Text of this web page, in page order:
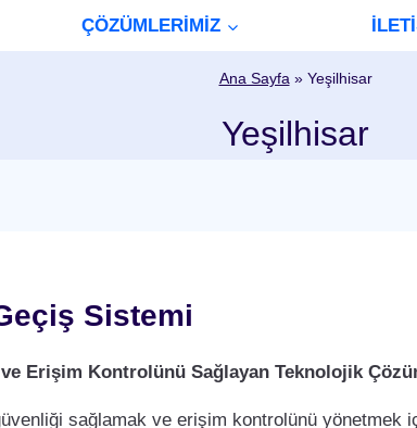
ÇÖZÜMLERİMİZ
Ana Sayfa» Yeşilhisar
Yeşilhisar
Sistemi
Erişim Kontrolünü Sağlayan Teknolojik
sağlamak ve erişim kontrolünü yönetmek